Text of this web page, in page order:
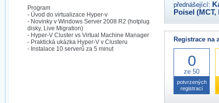
Program
- Úvod do virtualizace Hyper-v
- Novinky v Windows Server 2008 R2 (hotplug
disky, Live Migration)
- Hyper-V Cluster vs Virtual Machine Manager
- Praktická ukázka Hyper-V v Clusteru
- Instalace 10 serverů za 5 minut
přednášející:
Poisel (MCT,
Registrace na
0
ze 50
potvrzených
registrací